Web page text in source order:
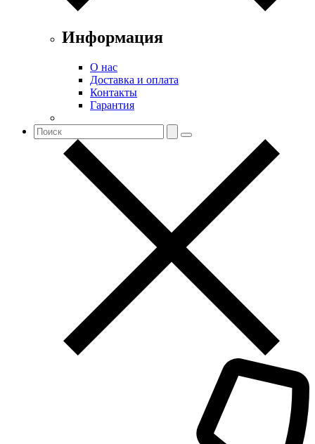
Информация
О нас
Доставка и оплата
Контакты
Гарантия